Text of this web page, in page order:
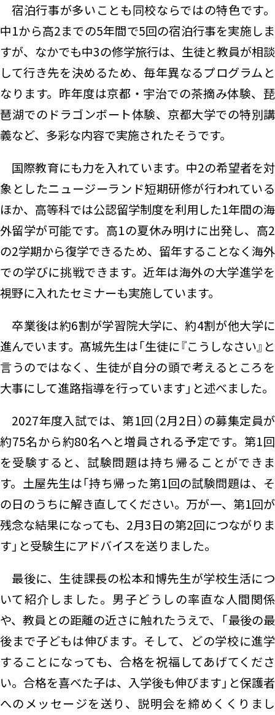
宿泊行事が多いことも同校ならではの特色です。
中1から高2までの5年間で5回の宿泊行事を実施しま
すが、なかでも中3の修学旅行は、生徒と教員が相談
して行き先を決めるため、毎年異なるプログラムと
なります。昨年度は京都・宇治での茶摘み体験、琵
琶湖でのドラゴンボート体験、京都大学での特別講
義など、多彩な内容で実施されたそうです。
国際教育にも力を入れています。中2の希望者を対
象としたニュージーランド短期研修が行われている
ほか、高等科では公認留学制度を利用した1年間の海
外留学が可能です。高1の夏休み明けに出発し、高2
の2学期から復学できるため、留年することなく海外
での学びに挑戦できます。近年は海外の大学進学を
視野に入れたセミナーも実施しています。
卒業後は約6割が学習院大学に、約4割が他大学に
進んでいます。髙城先生は「生徒に『こうしなさい』と
言うのではなく、生徒が自分の頭で考えるところを
大事にして進路指導を行っています」と述べました。
2027年度入試では、第1回（2月2日）の募集定員が
約75名から約80名へと増員される予定です。第1回
を受験すると、試験問題は持ち帰ることができま
す。土屋先生は「持ち帰った第1回の試験問題は、そ
の日のうちに解き直してください。万が一、第1回が
残念な結果になっても、2月3日の第2回につながりま
す」と受験生にアドバイスを送りました。
最後に、生徒課長の松本和博先生が学校生活につ
いて紹介しました。男子どうしの率直な人間関係
や、教員との距離の近さに触れたうえで、「最後の最
後まで子どもは伸びます。そして、どの学校に進学
することになっても、合格を祝福してあげてくださ
い。合格を喜べた子は、入学後も伸びます」と保護者
へのメッセージを送り、説明会を締めくくりまし